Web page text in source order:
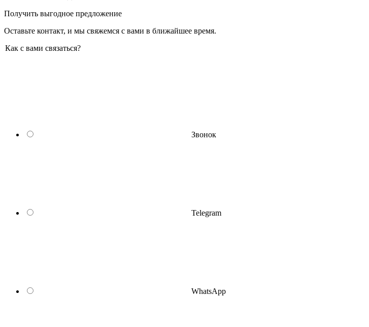
Получить выгодное предложение
Оставьте контакт, и мы свяжемся с вами в ближайшее время.
Как с вами связаться?
Звонок
Telegram
WhatsApp